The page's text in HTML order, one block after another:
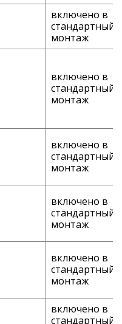
включено в
стандартный
монтаж
включено в
стандартный
монтаж
включено в
стандартный
монтаж
включено в
стандартный
монтаж
включено в
стандартный
монтаж
включено в
стандартный